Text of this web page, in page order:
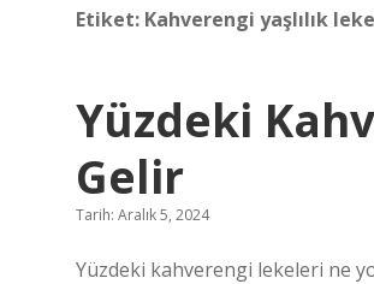
Etiket: Kahverengi yaşlılık
Yüzdeki
Gelir
Tarih: Aralık 5, 2024
Yüzdeki kahverengi lekeleri ne